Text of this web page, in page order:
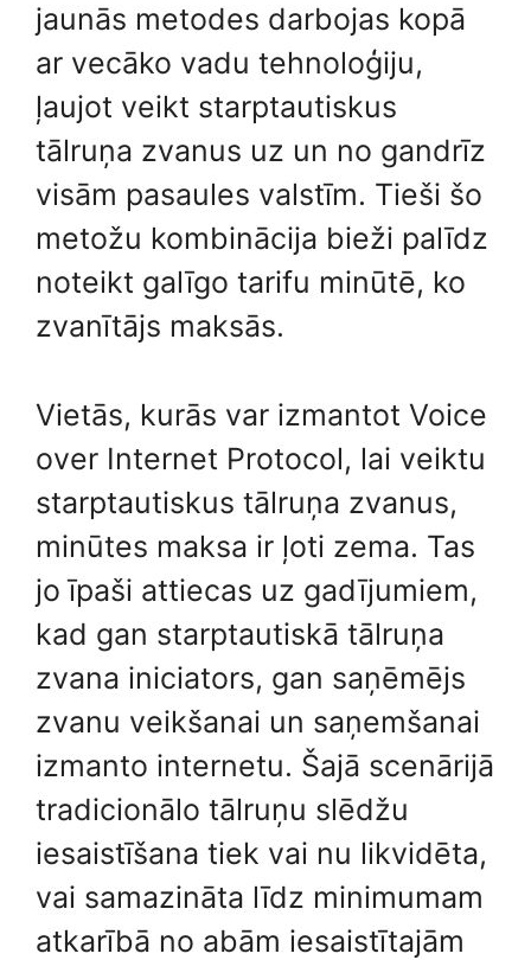
jaunās metodes darbojas kopā
ar vecāko vadu tehnoloģiju,
ļaujot veikt starptautiskus
tālruņa zvanus uz un no gandrīz
visām pasaules valstīm. Tieši šo
metožu kombinācija bieži palīdz
noteikt galīgo tarifu minūtē, ko
zvanītājs maksās.
Vietās, kurās var izmantot Voice
over Internet Protocol, lai veiktu
starptautiskus tālruņa zvanus,
minūtes maksa ir ļoti zema. Tas
jo īpaši attiecas uz gadījumiem,
kad gan starptautiskā tālruņa
zvana iniciators, gan saņēmējs
zvanu veikšanai un saņemšanai
izmanto internetu. Šajā scenārijā
tradicionālo tālruņu slēdžu
iesaistīšana tiek vai nu likvidēta,
vai samazināta līdz minimumam
atkarībā no abām iesaistītajām